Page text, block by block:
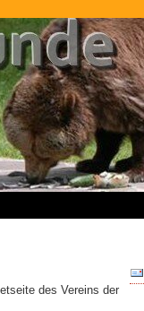
des Vereins der